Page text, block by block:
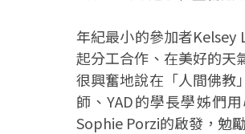
年紀最小的參加者Kelsey
起分工合作、在美好的天
很興奮地說在「人間佛教
師、YAD的學長學姊們
Sophie Porzi的啟發，勉